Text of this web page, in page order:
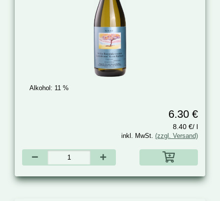
Alkohol: 11 %
6.30 €
8.40 €/ l
inkl. MwSt. (zzgl. Versand)